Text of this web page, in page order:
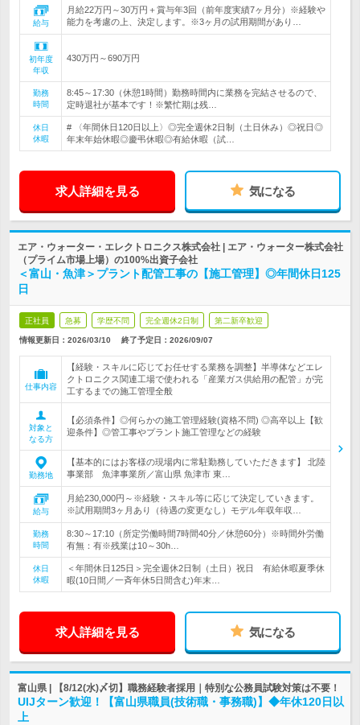
給与
月給22万円～30万円＋賞与年3回（前年度実績7ヶ月分）※経験や
能力を考慮の上、決定します。※3ヶ月の試用期間があり…
初年度
年収
430万円～690万円
勤務
時間
8:45～17:30（休憩1時間）勤務時間内に業務を完結させるので、
定時退社が基本です！※繁忙期は残…
休日
休暇
# 〈年間休日120日以上〉◎完全週休2日制（土日休み）◎祝日◎
年末年始休暇◎慶弔休暇◎有給休暇（試…
求人詳細を見る 気になる
エア・ウォーター・エレクトロニクス株式会社 | エア・ウォーター株式会社
（プライム市場上場）の100%出資子会社
＜富山・魚津＞プラント配管工事の【施工管理】◎年間休日125
日
正社員 急募 学歴不問 完全週休2日制 第二新卒歓迎
情報更新日：2026/03/10 終了予定日： 2026/09/07
仕事内容
【経験・スキルに応じてお任せする業務を調整】半導体などエレ
クトロニクス関連工場で使われる「産業ガス供給用の配管」が完
工するまでの施工管理全般
対象と
なる方
【必須条件】◎何らかの施工管理経験(資格不問) ◎高卒以上【歓
迎条件】◎管工事やプラント施工管理などの経験
勤務地
【基本的にはお客様の現場内に常駐勤務していただきます】 北陸
事業部 魚津事業所／富山県 魚津市 東…
給与
月給230,000円～※経験・スキル等に応じて決定していきます。
※試用期間3ヶ月あり（待遇の変更なし）モデル年収年収…
勤務
時間
8:30～17:10（所定労働時間7時間40分／休憩60分）※時間外労働
有無：有※残業は10～30h…
休日
休暇
＜年間休日125日＞完全週休2日制（土日）祝日 有給休暇夏季休
暇(10日間／一斉年休5日間含む)年末…
求人詳細を見る 気になる
富山県 | 【8/12(水)〆切】職務経験者採用｜特別な公務員試験対策は不要！
UIJターン歓迎！【富山県職員(技術職・事務職)】◆年休120日以
上